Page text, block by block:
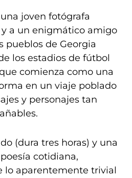
joven fotógrafa
a un enigmático amigo
pueblos de Georgia
los estadios de fútbol
comienza como una
en un viaje poblado
y personajes tan
(dura tres horas) y una
cotidiana,
lo aparentemente trivial